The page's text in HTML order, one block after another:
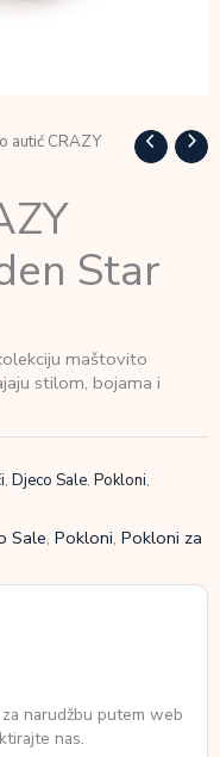
autić CRAZY
Star
maštovito
stilom, bojama i
, Djeco Sale, Pokloni,
Sale, Pokloni, Pokloni za
narudžbu putem web
nas.